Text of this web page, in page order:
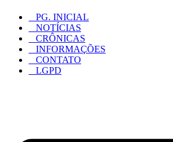
PG. INICIAL
NOTÍCIAS
CRÔNICAS
INFORMAÇÕES
CONTATO
LGPD